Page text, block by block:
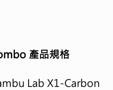
產品規格
Lab X1-Carbon